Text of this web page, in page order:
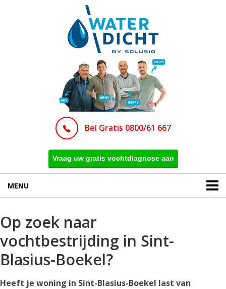
Bel Gratis 0800/61 667
Vraag uw gratis vochtdiagnose aan
MENU
Op zoek naar
vochtbestrijding in Sint-
Blasius-Boekel?
Heeft je woning in Sint-Blasius-Boekel last van